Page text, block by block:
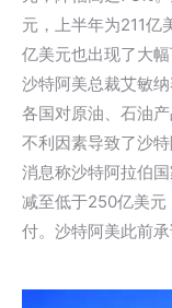
元，上半年为211
亿美元也出现了大幅
沙特阿美总裁艾敏
各国对原油、石油
不利因素导致了沙特
消息称沙特阿拉伯
减至低于250亿美元
付。沙特阿美此前